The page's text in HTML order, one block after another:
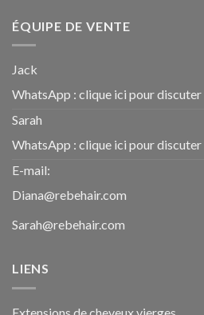
ÉQUIPE DE VENTE
Jack
WhatsApp : clique ici pour discuter
Sarah
WhatsApp : clique ici pour discuter
E-mail:
Diana@rebehair.com
Sarah@rebehair.com
LIENS